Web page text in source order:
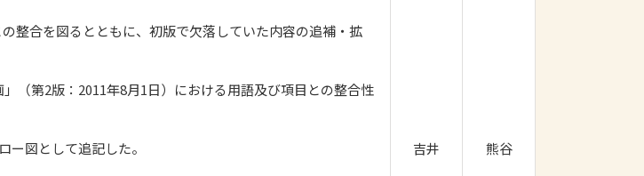
整合を図るとともに、初版で欠落していた内容の追補・拡
（第2版：2011年8月1日）における用語及び項目との整合性
ー図として追記した。
吉井 熊谷